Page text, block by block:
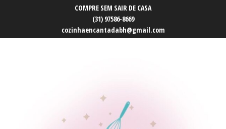
COMPRE SEM SAIR DE CASA
(31) 97586-8669
cozinhaencantadabh@gmail.com